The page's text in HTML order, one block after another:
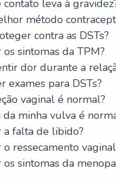
leva à
método
contra as DSTs?
sintomas da TPM?
dor durante a
exames para DSTs?
vaginal é normal?
da minha vulva é
a falta de libido?
ressecamento
sintomas da